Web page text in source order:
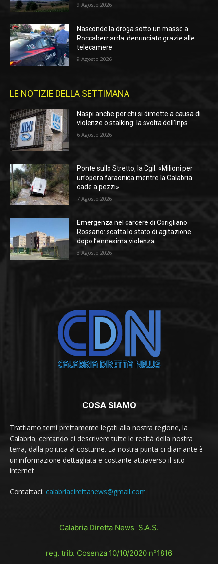
9 Agosto 2026
Nasconde la droga sotto un masso a
Roccabernarda: denunciato grazie alle
telecamere
9 Agosto 2026
LE NOTIZIE DELLA SETTIMANA
Naspi anche per chi si dimette a causa di
violenze o stalking: la svolta dell’Inps
6 Agosto 2026
Ponte sullo Stretto, la Cgil: «Milioni per
un’opera faraonica mentre la Calabria
cade a pezzi»
7 Agosto 2026
Emergenza nel carcere di Corigliano
Rossano: scatta lo stato di agitazione
dopo l’ennesima violenza
3 Agosto 2026
COSA SIAMO
Trattiamo temi prettamente legati alla nostra regione, la
Calabria, cercando di descrivere tutte le realtà della nostra
terra, dalla politica al costume. La nostra punta di diamante è
un'informazione dettagliata e costante attraverso il sito
internet
Contattaci: calabriadirettanews@gmail.com
Calabria Diretta News S.A.S.
reg. trib. Cosenza 10/10/2020 n°1816